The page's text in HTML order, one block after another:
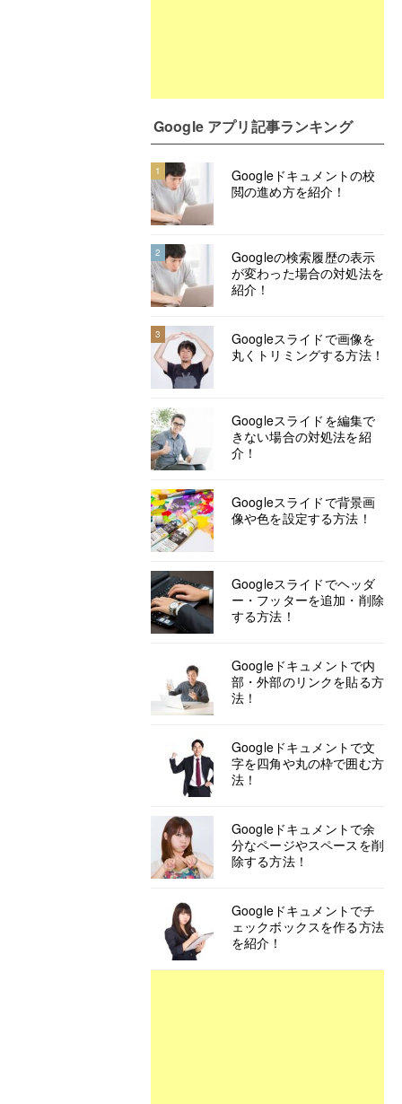
Google アプリ記事ランキング
1
Googleドキュメントの校
閲の進め方を紹介！
2
Googleの検索履歴の表示
が変わった場合の対処法を
紹介！
3
Googleスライドで画像を
丸くトリミングする方法！
Googleスライドを編集で
きない場合の対処法を紹
介！
Googleスライドで背景画
像や色を設定する方法！
Googleスライドでヘッダ
ー・フッターを追加・削除
する方法！
Googleドキュメントで内
部・外部のリンクを貼る方
法！
Googleドキュメントで文
字を四角や丸の枠で囲む方
法！
Googleドキュメントで余
分なページやスペースを削
除する方法！
Googleドキュメントでチ
ェックボックスを作る方法
を紹介！